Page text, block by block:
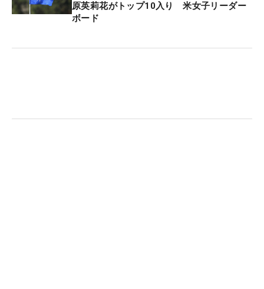
原英莉花がトップ10入り 米女子リーダー
ボード